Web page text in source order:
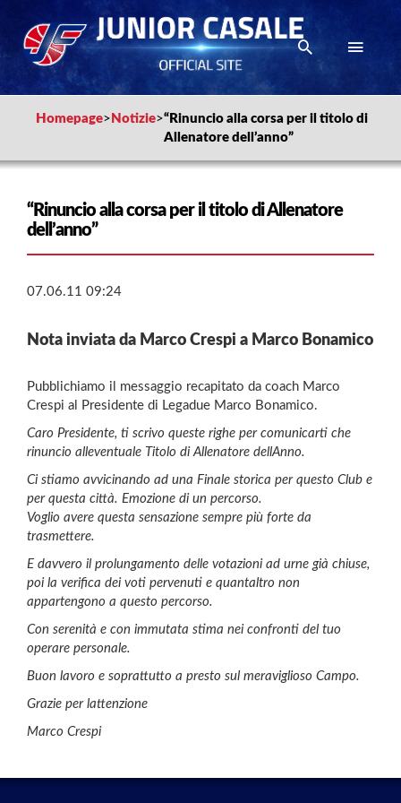
Homepage> Notizie>“Rinuncio alla corsa per il titolo di
Allenatore dell’anno”
“Rinuncio alla corsa per il titolo di Allenatore
dell’anno”
07.06.11 09:24
Nota inviata da Marco Crespi a Marco Bonamico
Pubblichiamo il messaggio recapitato da coach Marco
Crespi al Presidente di Legadue Marco Bonamico.
Caro Presidente, ti scrivo queste righe per comunicarti che
rinuncio alleventuale Titolo di Allenatore dellAnno.
Ci stiamo avvicinando ad una Finale storica per questo Club e
per questa città. Emozione di un percorso.
Voglio avere questa sensazione sempre più forte da
trasmettere.
E davvero il prolungamento delle votazioni ad urne già chiuse,
poi la verifica dei voti pervenuti e quantaltro non
appartengono a questo percorso.
Con serenità e con immutata stima nei confronti del tuo
operare personale.
Buon lavoro e soprattutto a presto sul meraviglioso Campo.
Grazie per lattenzione
Marco Crespi